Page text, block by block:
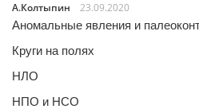
А.Колтыпин
23.09.2020
Аномальные явления и
Круги на полях
НЛО
НПО и НСО